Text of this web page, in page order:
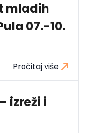
mladih
07.-10.
Pročitaj više
izreži i